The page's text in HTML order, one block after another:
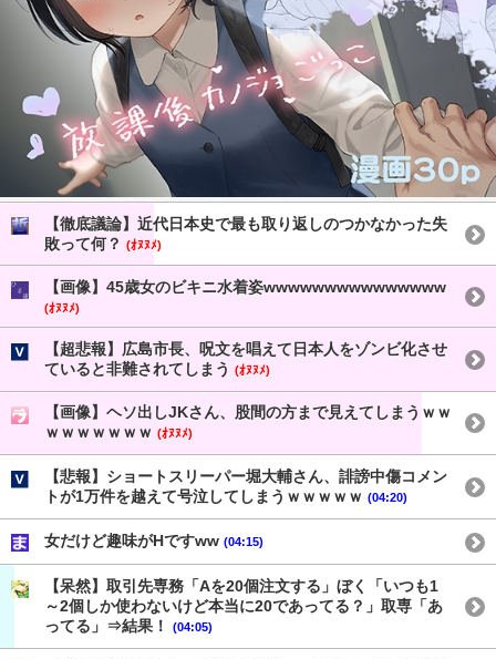
【徹底議論】近代日本史で最も取り返しのつかなかった失
敗って何？ (ｵﾇﾇﾒ)
【画像】45歳女のビキニ水着姿wwwwwwwwwwwwwww
(ｵﾇﾇﾒ)
【超悲報】広島市長、呪文を唱えて日本人をゾンビ化させ
ていると非難されてしまう (ｵﾇﾇﾒ)
【画像】ヘソ出しJKさん、股間の方まで見えてしまうｗｗ
ｗｗｗｗｗｗｗ (ｵﾇﾇﾒ)
【悲報】ショートスリーパー堀大輔さん、誹謗中傷コメン
トが1万件を越えて号泣してしまうｗｗｗｗｗ (04:20)
女だけど趣味がHですww (04:15)
【呆然】取引先専務「Aを20個注文する」ぼく「いつも1
～2個しか使わないけど本当に20であってる？」取専「あ
ってる」⇒結果！
(04:05)